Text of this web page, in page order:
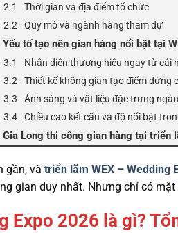
Thời gian và địa điểm tổ chức
Quy mô và ngành hàng tham dự
Yếu tố tạo nên gian hàng nổi bật tại
Nhận diện thương hiệu ngay từ cái
Thiết kế không gian tạo điểm dừng
Ánh sáng và vật liệu đặc trưng
Chiều cao kết cấu và độ nổi bật
Gia Long thi công gian hàng tại triển
gần, và triển lãm WEX – Wedding
gian duy nhất. Nhưng chỉ có
Expo 2026 là gì?